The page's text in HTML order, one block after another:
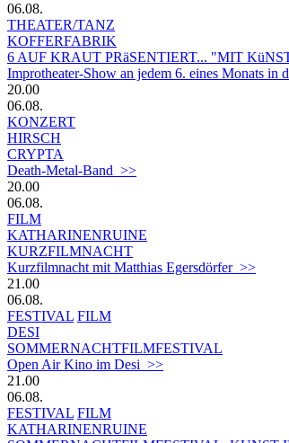
06.08.
THEATER/TANZ
KOFFERFABRIK
6 AUF KRAUT PRäSENTIERT... "MIT
Improtheater-Show an jedem 6. eines Monats
20.00
06.08.
KONZERT
HIRSCH
CRYPTA
Death-Metal-Band >>
20.00
06.08.
FILM
KATHARINENRUINE
KURZFILMNACHT
Kurzfilmnacht mit Matthias Egersdörfer >>
21.00
06.08.
FESTIVAL FILM
DESI
SOMMERNACHTFILMFESTIVAL
Open Air Kino im Desi >>
21.00
06.08.
FESTIVAL FILM
KATHARINENRUINE